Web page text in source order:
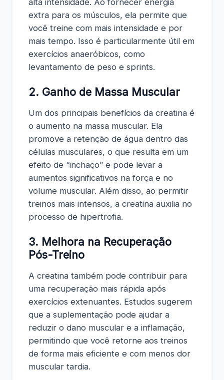
extra para os músculos, ela permite que
você treine com mais intensidade e por
mais tempo. Isso é particularmente útil em
exercícios anaeróbicos, como
levantamento de peso e sprints.
2. Ganho de Massa Muscular
Um dos principais benefícios da creatina é
o aumento na massa muscular. Ela
promove a retenção de água dentro das
células musculares, o que resulta em um
efeito de “inchaço” e pode levar a
aumentos significativos na força e no
volume muscular. Além disso, ao permitir
treinos mais intensos, a creatina auxilia no
processo de hipertrofia.
3. Melhora na Recuperação
Pós-Treino
A creatina também pode contribuir para
uma recuperação mais rápida após
exercícios extenuantes. Estudos sugerem
que a suplementação pode ajudar a
reduzir o dano muscular e a inflamação,
permitindo que você retorne aos treinos
de forma mais eficiente e com menos dor
muscular tardia.